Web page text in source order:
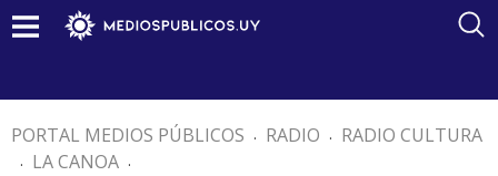
PORTAL MEDIOS PÚBLICOS . RADIO . RADIO CULTURA
. LA CANOA .